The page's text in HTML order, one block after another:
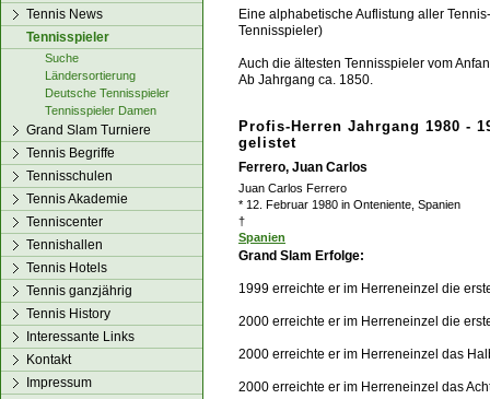
Eine alphabetische Auflistung aller
Tennisspieler)
Auch die ältesten Tennisspieler vom
Ab Jahrgang ca. 1850.
Profis-Herren Jahrgang 1980 -
gelistet
Ferrero, Juan Carlos
Juan Carlos Ferrero
* 12. Februar 1980 in Onteniente, Spanien
†
Spanien
Grand Slam Erfolge:
1999 erreichte er im Herreneinzel die
2000 erreichte er im Herreneinzel die
2000 erreichte er im Herreneinzel das
2000 erreichte er im Herreneinzel das
Tennis News
Tennisspieler
Suche
Ländersortierung
Deutsche Tennisspieler
Tennisspieler Damen
Grand Slam Turniere
Tennis Begriffe
Tennisschulen
Tennis Akademie
Tenniscenter
Tennishallen
Tennis Hotels
Tennis ganzjährig
Tennis History
Interessante Links
Kontakt
Impressum